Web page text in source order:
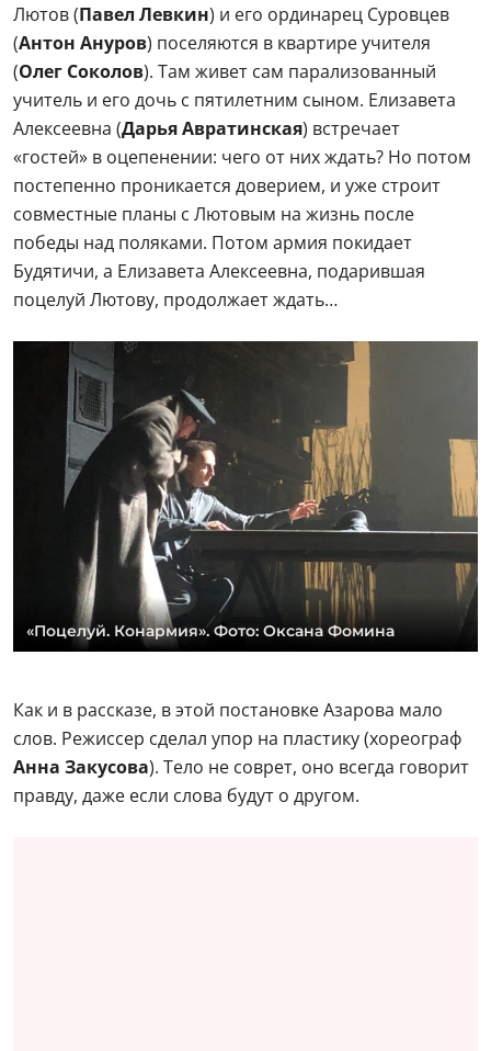
Лютов (Павел Левкин) и его ординарец Суровцев
(Антон Ануров) поселяются в квартире учителя
(Олег Соколов). Там живет сам парализованный
учитель и его дочь с пятилетним сыном. Елизавета
Алексеевна (Дарья Авратинская) встречает
«гостей» в оцепенении: чего от них ждать? Но потом
постепенно проникается доверием, и уже строит
совместные планы с Лютовым на жизнь после
победы над поляками. Потом армия покидает
Будятичи, а Елизавета Алексеевна, подарившая
поцелуй Лютову, продолжает ждать…
«Поцелуй. Конармия». Фото: Оксана Фомина
Как и в рассказе, в этой постановке Азарова мало
слов. Режиссер сделал упор на пластику (хореограф
Анна Закусова). Тело не соврет, оно всегда говорит
правду, даже если слова будут о другом.